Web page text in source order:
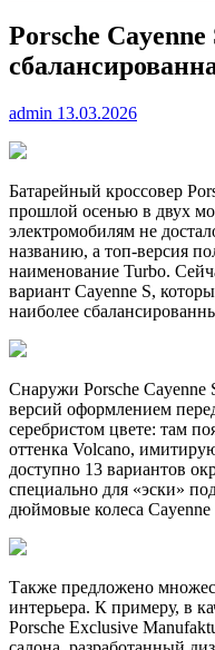
Porsche
admin 13.03.2026
Батарейный кроссовер
прошлой осенью в двух
электромобилям не
названию, а топ-версия
наименование Turbo.
вариант Cayenne S,
наиболее
Снаружи Porsche Cayenne
версий оформлением
серебристом цвете: там
оттенка Volcano,
доступно 13 вариантов
специально для «эски»
дюймовые колеса Cayenne
Также предложено
интерьера. К примеру, в
Porsche Exclusive